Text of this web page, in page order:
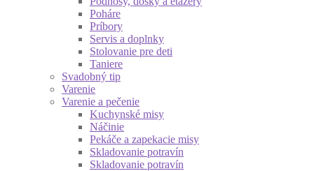
Poháre
Príbory
Servis a doplnky
Stolovanie pre deti
Taniere
Svadobný tip
Varenie
Varenie a pečenie
Kuchynské misy
Náčinie
Pekáče a zapekacie misy
Skladovanie potravín
Skladovanie potravín